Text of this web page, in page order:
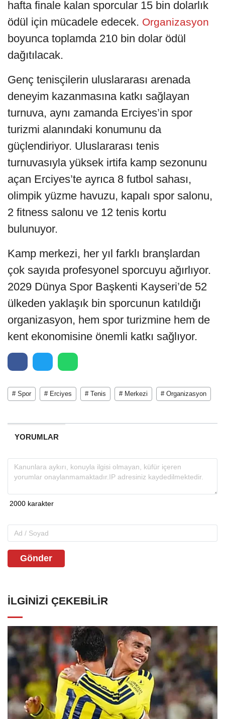
hafta finale kalan sporcular 15 bin dolarlık
ödül için mücadele edecek. Organizasyon
boyunca toplamda 210 bin dolar ödül
dağıtılacak.
Genç tenisçilerin uluslararası arenada
deneyim kazanmasına katkı sağlayan
turnuva, aynı zamanda Erciyes’in spor
turizmi alanındaki konumunu da
güçlendiriyor. Uluslararası tenis
turnuvasıyla yüksek irtifa kamp sezonunu
açan Erciyes’te ayrıca 8 futbol sahası,
olimpik yüzme havuzu, kapalı spor salonu,
2 fitness salonu ve 12 tenis kortu
bulunuyor.
Kamp merkezi, her yıl farklı branşlardan
çok sayıda profesyonel sporcuyu ağırlıyor.
2029 Dünya Spor Başkenti Kayseri’de 52
ülkeden yaklaşık bin sporcunun katıldığı
organizasyon, hem spor turizmine hem de
kent ekonomisine önemli katkı sağlıyor.
# Spor # Erciyes # Tenis # Merkezi # Organizasyon
YORUMLAR
Gönder
İLGINIZI ÇEKEBILIR